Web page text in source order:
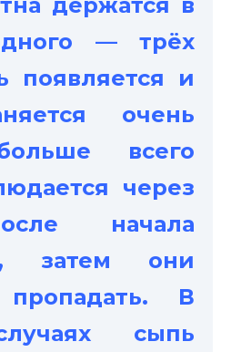
— трёх
появляется и
очень
всего
через
начала
затем они
пропадать. В
сыпь